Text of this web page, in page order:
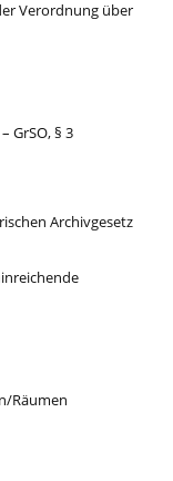
Verordnung über
GrSO, § 3
Archivgesetz
Räumen